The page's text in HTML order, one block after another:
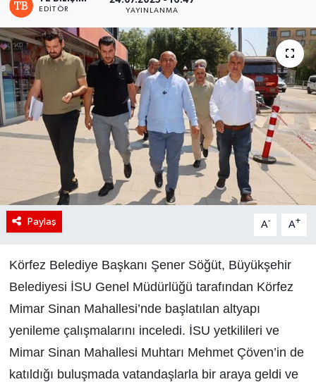
EDITÖR YAYINLANMA
Paylaş A- A+
Körfez Belediye Başkanı Şener Söğüt, Büyükşehir
Belediyesi İSU Genel Müdürlüğü tarafından Körfez
Mimar Sinan Mahallesi’nde başlatılan altyapı
yenileme çalışmalarını inceledi. İSU yetkilileri ve
Mimar Sinan Mahallesi Muhtarı Mehmet Çöven’in de
katıldığı buluşmada vatandaşlarla bir araya geldi ve